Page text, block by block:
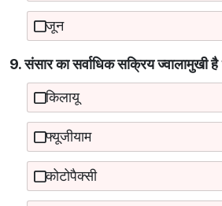
जून
9. संसार का सर्वाधिक सक्रिय ज्वालामुखी है
किलायू
फ्यूजीयाम
कोटोपैक्सी